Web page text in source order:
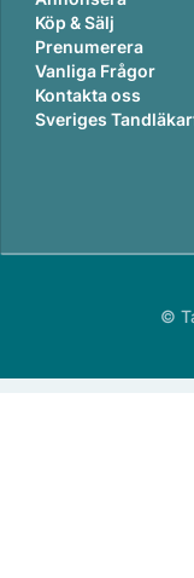
Köp & Sälj
Prenumerera
Vanliga Frågor
Kontakta oss
Sveriges
©